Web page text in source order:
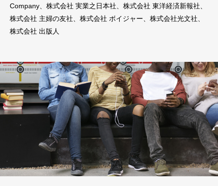
Company、株式会社 実業之日本社、株式会社 東洋経済新報社、
株式会社 主婦の友社、株式会社 ボイジャー、株式会社光文社、
株式会社 出版人